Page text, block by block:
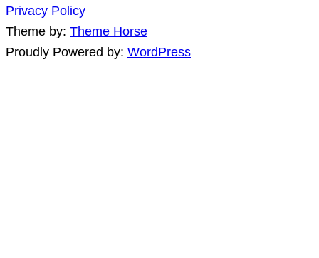
Privacy Policy
Theme by: Theme Horse
Proudly Powered by: WordPress